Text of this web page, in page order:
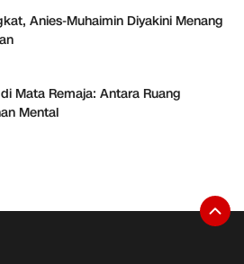
Anies-Muhaimin Diyakini Menang
Mata Remaja: Antara Ruang
Mental